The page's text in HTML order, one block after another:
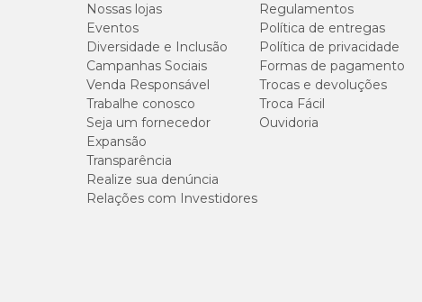
Nossas lojas
Eventos
Diversidade e Inclusão
Campanhas Sociais
Venda Responsável
Trabalhe conosco
Seja um fornecedor
Expansão
Transparência
Realize sua denúncia
Relações com Investidores
Regulamentos
Política de entregas
Política de privacidade
Formas de pagamento
Trocas e devoluções
Troca Fácil
Ouvidoria